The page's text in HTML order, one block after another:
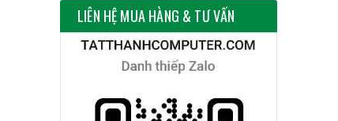
LIÊN HỆ MUA HÀNG & TƯ VẤN